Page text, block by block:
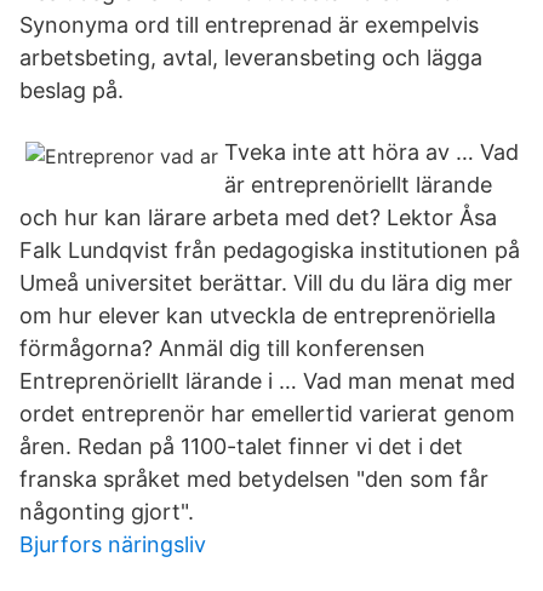
Synonyma ord till entreprenad är exempelvis
arbetsbeting, avtal, leveransbeting och lägga
beslag på.
Tveka inte att höra av … Vad
är entreprenöriellt lärande
och hur kan lärare arbeta med det? Lektor Åsa
Falk Lundqvist från pedagogiska institutionen på
Umeå universitet berättar. Vill du du lära dig mer
om hur elever kan utveckla de entreprenöriella
förmågorna? Anmäl dig till konferensen
Entreprenöriellt lärande i … Vad man menat med
ordet entreprenör har emellertid varierat genom
åren. Redan på 1100-talet finner vi det i det
franska språket med betydelsen "den som får
någonting gjort".
Bjurfors näringsliv